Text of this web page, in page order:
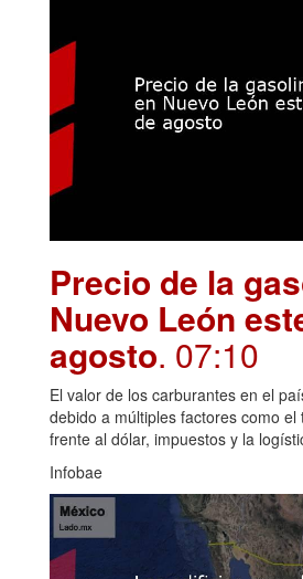
Precio de la
Nuevo León
agosto. 07:10
El valor de los carburantes en el
debido a múltiples factores como el
frente al dólar, impuestos y la
Infobae